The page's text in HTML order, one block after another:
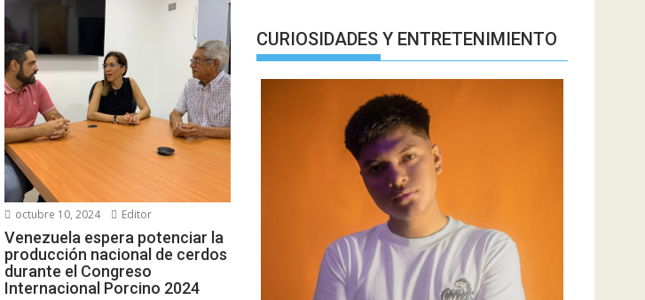
octubre 10, 2024 Editor
Venezuela espera potenciar la
producción nacional de cerdos
durante el Congreso
Internacional Porcino 2024
CURIOSIDADES Y ENTRETENIMIENTO